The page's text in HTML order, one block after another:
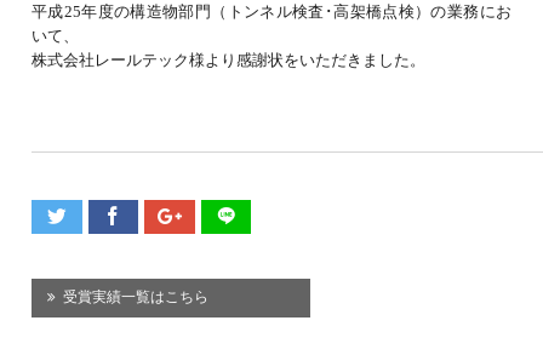
平成25年度の構造物部門（トンネル検査･高架橋点検）の業務にお
いて、
株式会社レールテック様より感謝状をいただきました。
受賞実績一覧はこちら